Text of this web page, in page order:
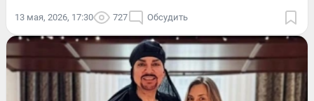
13 мая, 2026, 17:30 727 Обсудить